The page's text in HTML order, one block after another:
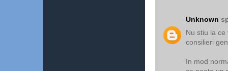
Unknown
Nu stiu la
consilieri
In mod